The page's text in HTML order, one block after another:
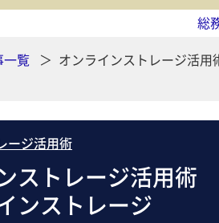
ジメント・BCP 社外・社内広報
助成金・補助金
総
一覧 オンラインストレージ活
ージ活用術
ストレージ活用
ンストレージ